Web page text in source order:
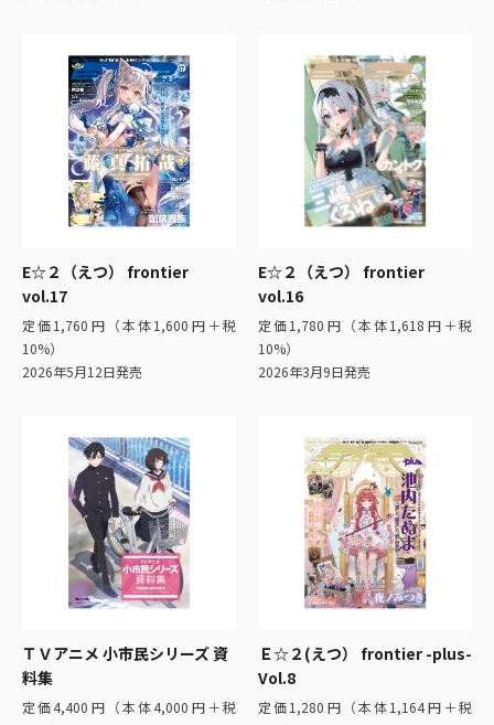
E☆２（えつ） frontier
vol.17
定価1,760円（本体1,600円＋税
10%）
2026年5月12日発売
E☆２（えつ） frontier
vol.16
定価1,780円（本体1,618円＋税
10%）
2026年3月9日発売
ＴＶアニメ 小市民シリーズ 資
料集
定価4,400円（本体4,000円＋税
Ｅ☆２(えつ） frontier -plus-
Vol.8
定価1,280円（本体1,164円＋税